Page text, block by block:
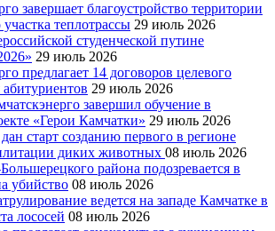
завершает благоустройство территории
теплотрассы 29 июль 2026
студенческой путине
29 июль 2026
предлагает 14 договоров целевого
29 июль 2026
завершил обучение в
«Герои Камчатки» 29 июль 2026
старт созданию первого в регионе
диких животных 08 июль 2026
района подозревается в
убийство 08 июль 2026
ведется на западе Камчатке в
лососей 08 июль 2026